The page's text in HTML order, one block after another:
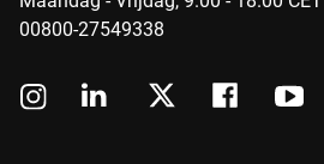
00800-27549338